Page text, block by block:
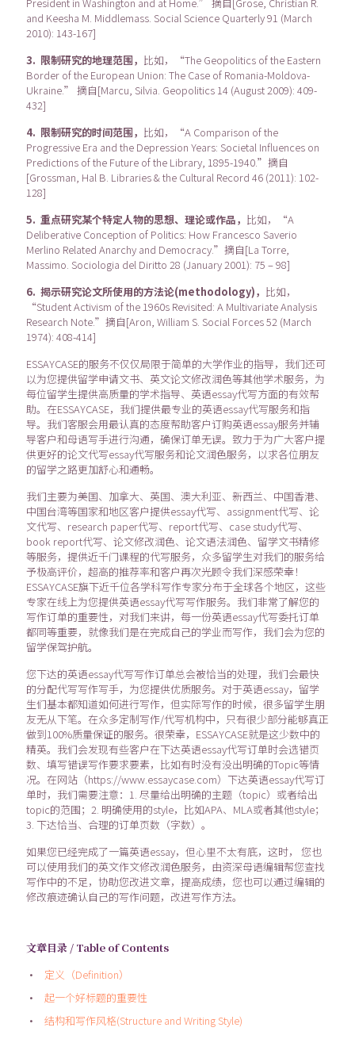
and Keesha M. Middlemass. Social Science Quarterly 91 (March
2010): 143-167]
3. 限制研究的地理范围， 比如，“The Geopolitics of the Eastern
Border of the European Union: The Case of Romania-Moldova-
Ukraine.” 摘自[Marcu, Silvia. Geopolitics 14 (August 2009): 409-
432]
4. 限制研究的时间范围， 比如，“A Comparison of the
Progressive Era and the Depression Years: Societal Influences on
Predictions of the Future of the Library, 1895-1940.”摘自
[Grossman, Hal B. Libraries & the Cultural Record 46 (2011): 102-
128]
5. 重点研究某个特定人物的思想、理论或作品， 比如，“A
Deliberative Conception of Politics: How Francesco Saverio
Merlino Related Anarchy and Democracy.”摘自[La Torre,
Massimo. Sociologia del Diritto 28 (January 2001): 75 – 98]
6. 揭示研究论文所使用的方法论(methodology)， 比如，
“Student Activism of the 1960s Revisited: A Multivariate Analysis
Research Note.”摘自[Aron, William S. Social Forces 52 (March
1974): 408-414]
ESSAYCASE的服务不仅仅局限于简单的大学作业的指导，我们还可
以为您提供留学申请文书、英文论文修改润色等其他学术服务，为
每位留学生提供高质量的学术指导、英语essay代写方面的有效帮
助。在ESSAYCASE，我们提供最专业的英语essay代写服务和指
导。我们客服会用最认真的态度帮助客户订购英语essay服务并辅
导客户和母语写手进行沟通，确保订单无误。致力于为广大客户提
供更好的论文代写essay代写服务和论文润色服务，以求各位朋友
的留学之路更加舒心和通畅。
我们主要为美国、加拿大、英国、澳大利亚、新西兰、中国香港、
中国台湾等国家和地区客户提供essay代写、assignment代写、论
文代写、research paper代写、report代写、case study代写、
book report代写、论文修改润色、论文语法润色、留学文书精修
等服务，提供近千门课程的代写服务，众多留学生对我们的服务给
予极高评价，超高的推荐率和客户再次光顾令我们深感荣幸！
ESSAYCASE旗下近千位各学科写作专家分布于全球各个地区，这些
专家在线上为您提供英语essay代写写作服务。我们非常了解您的
写作订单的重要性，对我们来讲，每一份英语essay代写委托订单
都同等重要，就像我们是在完成自己的学业而写作，我们会为您的
留学保驾护航。
您下达的英语essay代写写作订单总会被恰当的处理，我们会最快
的分配代写写作写手，为您提供优质服务。对于英语essay，留学
生们基本都知道如何进行写作，但实际写作的时候，很多留学生朋
友无从下笔。在众多定制写作/代写机构中，只有很少部分能够真正
做到100%质量保证的服务。很荣幸，ESSAYCASE就是这少数中的
精英。我们会发现有些客户在下达英语essay代写订单时会选错页
数、填写错误写作要求要素，比如有时没有没出明确的Topic等情
况。在网站（https://www.essaycase.com）下达英语essay代写订
单时，我们需要注意：1. 尽量给出明确的主题（topic）或者给出
topic的范围；2. 明确使用的style，比如APA、MLA或者其他style；
3. 下达恰当、合理的订单页数（字数）。
如果您已经完成了一篇英语essay，但心里不太有底，这时， 您也
可以使用我们的英文作文修改润色服务，由资深母语编辑帮您查找
写作中的不足，协助您改进文章，提高成绩，您也可以通过编辑的
修改痕迹确认自己的写作问题，改进写作方法。
文章目录 / Table of Contents
定义（Definition）
起一个好标题的重要性
结构和写作风格(Structure and Writing Style)